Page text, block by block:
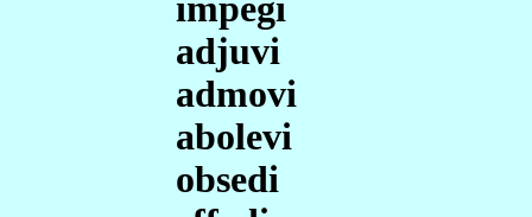
impegi
adjuvi
admovi
abolevi
obsedi